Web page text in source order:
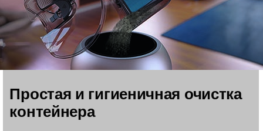
Простая и гигиеничная очистка
контейнера